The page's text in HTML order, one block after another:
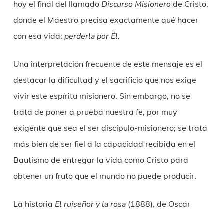
hoy el final del llamado Discurso Misionerode Cristo,
donde el Maestro precisa exactamente qué hacer
con esa vida: perderla por Él.
Una interpretación frecuente de este mensaje es el
destacar la dificultad y el sacrificio que nos exige
vivir este espíritu misionero. Sin embargo, no se
trata de poner a prueba nuestra fe, por muy
exigente que sea el ser discípulo-misionero; se trata
más bien de ser fiel a la capacidad recibida en el
Bautismo de entregar la vida como Cristo para
obtener un fruto que el mundo no puede producir.
La historia El ruiseñor y la rosa(1888), de Oscar